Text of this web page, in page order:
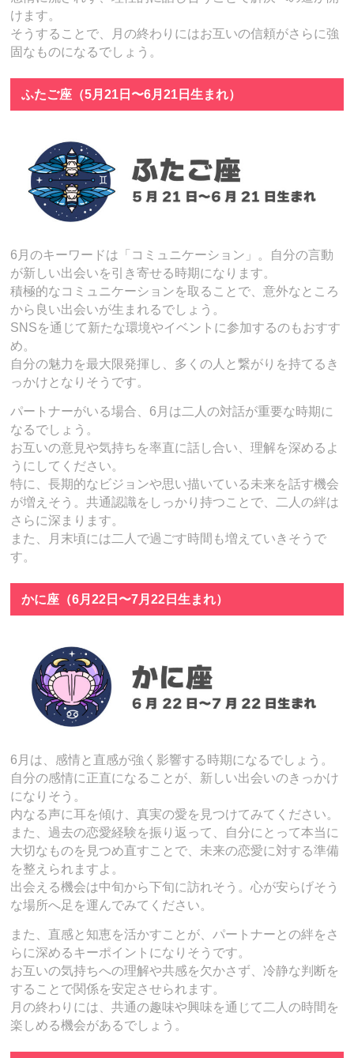
けます。
そうすることで、月の終わりにはお互いの信頼がさらに強
固なものになるでしょう。
ふたご座（5月21日〜6月21日生まれ）
6月のキーワードは「コミュニケーション」。自分の言動
が新しい出会いを引き寄せる時期になります。
積極的なコミュニケーションを取ることで、意外なところ
から良い出会いが生まれるでしょう。
SNSを通じて新たな環境やイベントに参加するのもおすす
め。
自分の魅力を最大限発揮し、多くの人と繋がりを持てるき
っかけとなりそうです。
パートナーがいる場合、6月は二人の対話が重要な時期に
なるでしょう。
お互いの意見や気持ちを率直に話し合い、理解を深めるよ
うにしてください。
特に、長期的なビジョンや思い描いている未来を話す機会
が増えそう。共通認識をしっかり持つことで、二人の絆は
さらに深まります。
また、月末頃には二人で過ごす時間も増えていきそうで
す。
かに座（6月22日〜7月22日生まれ）
6月は、感情と直感が強く影響する時期になるでしょう。
自分の感情に正直になることが、新しい出会いのきっかけ
になりそう。
内なる声に耳を傾け、真実の愛を見つけてみてください。
また、過去の恋愛経験を振り返って、自分にとって本当に
大切なものを見つめ直すことで、未来の恋愛に対する準備
を整えられますよ。
出会える機会は中旬から下旬に訪れそう。心が安らげそう
な場所へ足を運んでみてください。
また、直感と知恵を活かすことが、パートナーとの絆をさ
らに深めるキーポイントになりそうです。
お互いの気持ちへの理解や共感を欠かさず、冷静な判断を
することで関係を安定させられます。
月の終わりには、共通の趣味や興味を通じて二人の時間を
楽しめる機会があるでしょう。